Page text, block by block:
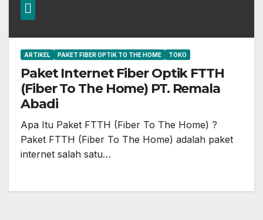
ARTIKEL PAKET FIBER OPTIK TO THE HOME TOKO
Paket Internet Fiber Optik FTTH
(Fiber To The Home) PT. Remala
Abadi
Apa Itu Paket FTTH (Fiber To The Home) ?
Paket FTTH (Fiber To The Home) adalah paket
internet salah satu…